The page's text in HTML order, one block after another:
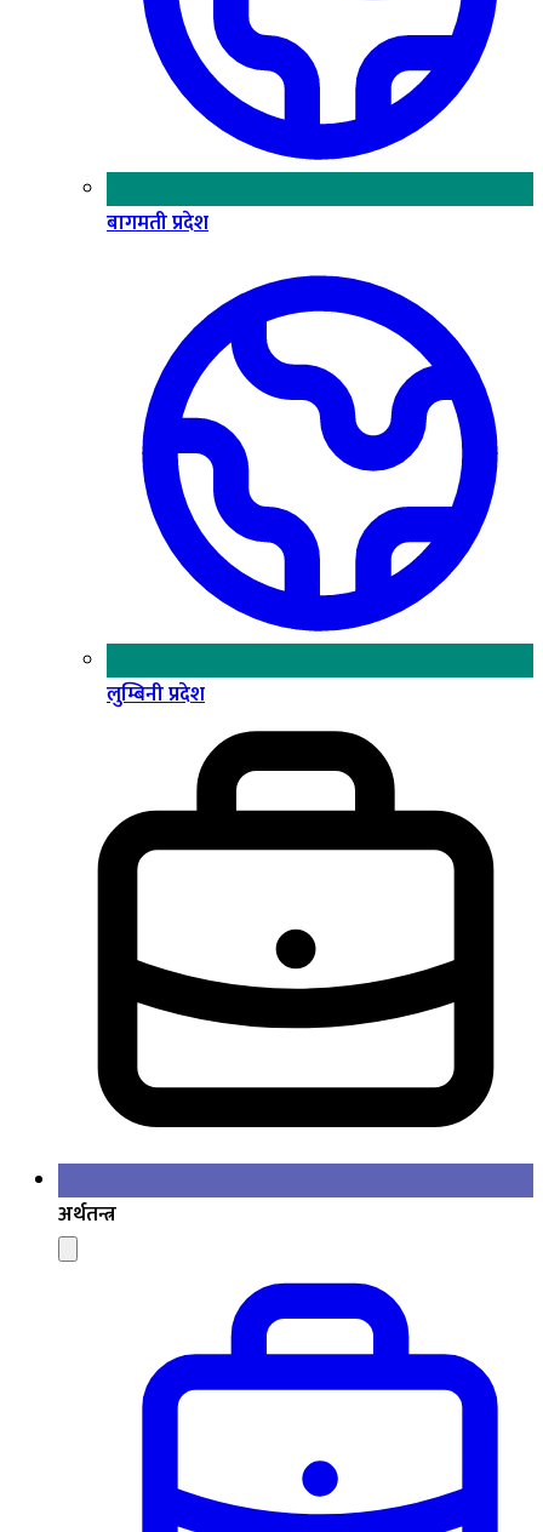
बागमती प्रदेश
लुम्बिनी प्रदेश
अर्थतन्त्र